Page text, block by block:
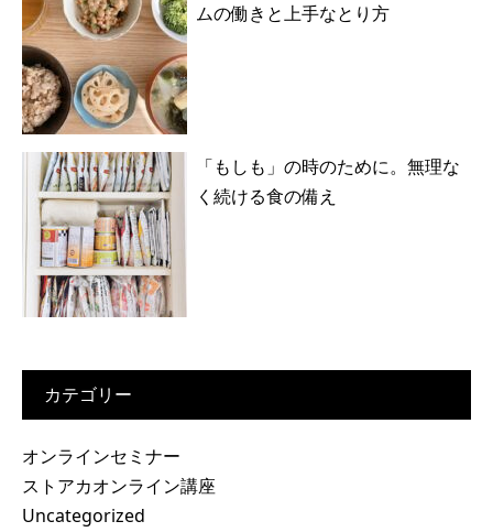
ムの働きと上手なとり方
「もしも」の時のために。無理な
く続ける食の備え
カテゴリー
オンラインセミナー
ストアカオンライン講座
Uncategorized